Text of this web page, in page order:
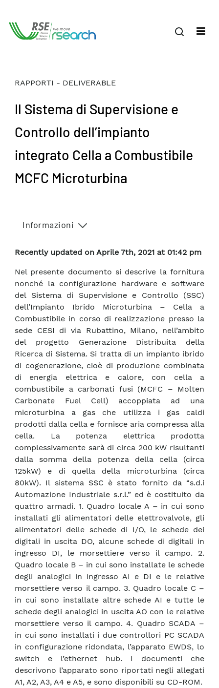
RAPPORTI - DELIVERABLE
Il Sistema di Supervisione e
Controllo dell’impianto
integrato Cella a Combustibile
MCFC Microturbina
Informazioni
Recently updated on Aprile 7th, 2021 at 01:42 pm
Nel presente documento si descrive la fornitura
nonché la configurazione hardware e software
del Sistema di Supervisione e Controllo (SSC)
dell’Impianto Ibrido Microturbina – Cella a
Combustibile in corso di realizzazione presso la
sede CESI di via Rubattino, Milano, nell’ambito
del progetto Generazione Distribuita della
Ricerca di Sistema. Si tratta di un impianto ibrido
di cogenerazione, cioè di produzione combinata
di energia elettrica e calore, con cella a
combustibile a carbonati fusi (MCFC – Molten
Carbonate Fuel Cell) accoppiata ad una
microturbina a gas che utilizza i gas caldi
prodotti dalla cella e fornisce aria compressa alla
cella. La potenza elettrica prodotta
complessivamente sarà di circa 200 kW risultanti
dalla somma della potenza della cella (circa
125kW) e di quella della microturbina (circa
80kW). Il sistema SSC è stato fornito da “s.d.i
Automazione Industriale s.r.l.” ed è costituito da
quattro armadi. 1. Quadro locale A – in cui sono
installati gli alimentatori delle elettrovalvole, gli
alimentatori delle schede di I/O, le schede dei
digitali in uscita DO, alcune schede di digitali in
ingresso DI, le morsettiere verso il campo. 2.
Quadro locale B – in cui sono installate le schede
degli analogici in ingresso AI e DI e le relative
morsettiere verso il campo. 3. Quadro locale C –
in cui sono installate altre schede AI e tutte le
schede degli analogici in uscita AO con le relative
morsettiere verso il campo. 4. Quadro SCADA –
in cui sono installati i due controllori PC SCADA
in configurazione ridondata, l’apparato EWDS, lo
switch e l’ethernet hub. I documenti che
descrivono l’apparato sono riportati negli allegati
A1, A2, A3, A4 e A5, e sono disponibili su CD-ROM.